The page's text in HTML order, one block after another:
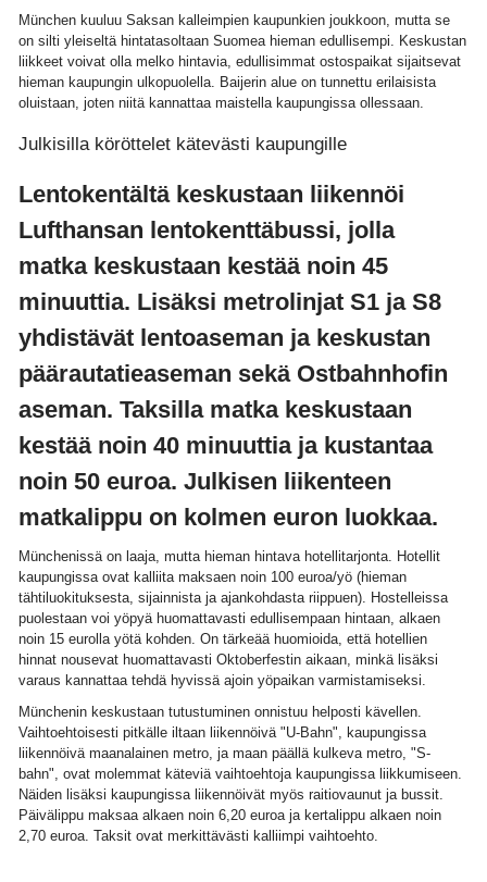
München kuuluu Saksan kalleimpien kaupunkien joukkoon, mutta se
on silti yleiseltä hintatasoltaan Suomea hieman edullisempi. Keskustan
liikkeet voivat olla melko hintavia, edullisimmat ostospaikat sijaitsevat
hieman kaupungin ulkopuolella. Baijerin alue on tunnettu erilaisista
oluistaan, joten niitä kannattaa maistella kaupungissa ollessaan.
Julkisilla köröttelet kätevästi kaupungille
Lentokentältä keskustaan liikennöi
Lufthansan lentokenttäbussi, jolla
matka keskustaan kestää noin 45
minuuttia. Lisäksi metrolinjat S1 ja S8
yhdistävät lentoaseman ja keskustan
päärautatieaseman sekä Ostbahnhofin
aseman. Taksilla matka keskustaan
kestää noin 40 minuuttia ja kustantaa
noin 50 euroa. Julkisen liikenteen
matkalippu on kolmen euron luokkaa.
Münchenissä on laaja, mutta hieman hintava hotellitarjonta. Hotellit
kaupungissa ovat kalliita maksaen noin 100 euroa/yö (hieman
tähtiluokituksesta, sijainnista ja ajankohdasta riippuen). Hostelleissa
puolestaan voi yöpyä huomattavasti edullisempaan hintaan, alkaen
noin 15 eurolla yötä kohden. On tärkeää huomioida, että hotellien
hinnat nousevat huomattavasti Oktoberfestin aikaan, minkä lisäksi
varaus kannattaa tehdä hyvissä ajoin yöpaikan varmistamiseksi.
Münchenin keskustaan tutustuminen onnistuu helposti kävellen.
Vaihtoehtoisesti pitkälle iltaan liikennöivä "U-Bahn", kaupungissa
liikennöivä maanalainen metro, ja maan päällä kulkeva metro, "S-
bahn", ovat molemmat käteviä vaihtoehtoja kaupungissa liikkumiseen.
Näiden lisäksi kaupungissa liikennöivät myös raitiovaunut ja bussit.
Päivälippu maksaa alkaen noin 6,20 euroa ja kertalippu alkaen noin
2,70 euroa. Taksit ovat merkittävästi kalliimpi vaihtoehto.